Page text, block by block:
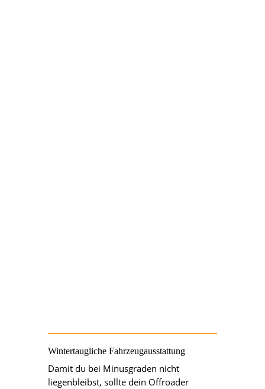
Wintertaugliche Fahrzeugausstattung
Damit du bei Minusgraden nicht
liegenbleibst, sollte dein Offroader